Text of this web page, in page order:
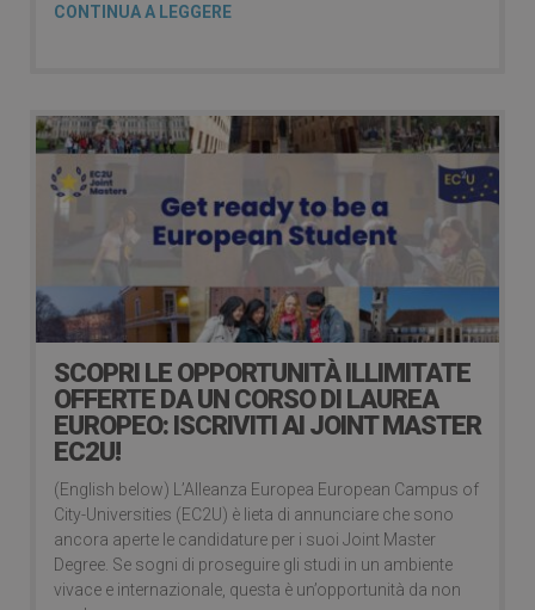
CONTINUA A LEGGERE
SCOPRI LE OPPORTUNITÀ ILLIMITATE
OFFERTE DA UN CORSO DI LAUREA
EUROPEO: ISCRIVITI AI JOINT MASTER
EC2U!
(English below) L’Alleanza Europea European Campus of
City-Universities (EC2U) è lieta di annunciare che sono
ancora aperte le candidature per i suoi Joint Master
Degree. Se sogni di proseguire gli studi in un ambiente
vivace e internazionale, questa è un’opportunità da non